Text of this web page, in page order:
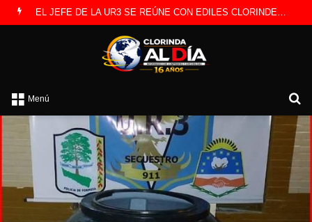
LANZAN INSCRIPCIONES PARA COMPETENCIA DE PESCA EN COSTAS DEL RÍO PARAGUAY
Menú